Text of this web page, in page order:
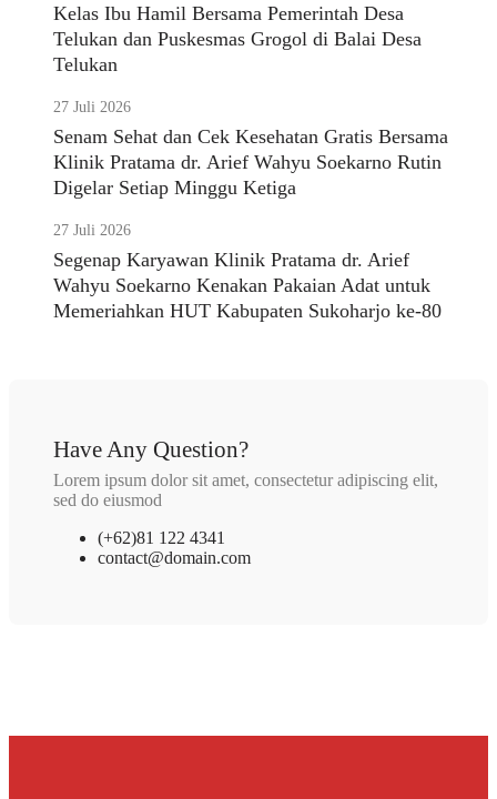
Kelas Ibu Hamil Bersama Pemerintah Desa
Telukan dan Puskesmas Grogol di Balai Desa
Telukan
27 Juli 2026
Senam Sehat dan Cek Kesehatan Gratis Bersama
Klinik Pratama dr. Arief Wahyu Soekarno Rutin
Digelar Setiap Minggu Ketiga
27 Juli 2026
Segenap Karyawan Klinik Pratama dr. Arief
Wahyu Soekarno Kenakan Pakaian Adat untuk
Memeriahkan HUT Kabupaten Sukoharjo ke-80
Have Any Question?
Lorem ipsum dolor sit amet, consectetur adipiscing elit,
sed do eiusmod
(+62)81 122 4341
contact@domain.com